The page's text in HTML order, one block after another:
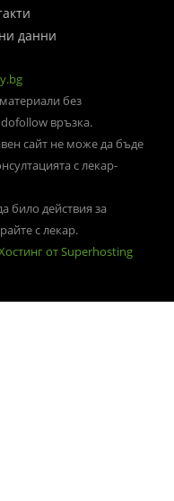
данни
без
връзка.
сайт не може да бъде
с лекар-
било действия за
с лекар.
от Superhosting